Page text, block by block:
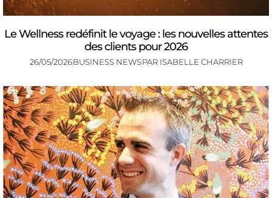
Le Wellness redéfinit le voyage : les nouvelles attentes
des clients pour 2026
26/05/2026BUSINESS NEWSPAR ISABELLE CHARRIER